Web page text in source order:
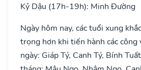
Kỷ Dậu (17h-19h): Minh Đường
Ngày hôm nay, các tuổi xung
trọng hơn khi tiến hành các công
ngày: Giáp Tý, Canh Tý, Bính